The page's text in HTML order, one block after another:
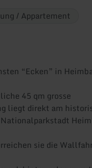
/ Appartement
“Ecken” in
45 qm grosse
liegt direkt am
sie die